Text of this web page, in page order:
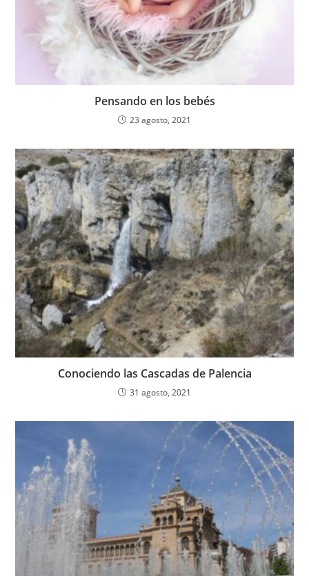
Pensando en los bebés
23 agosto, 2021
Conociendo las Cascadas de Palencia
31 agosto, 2021